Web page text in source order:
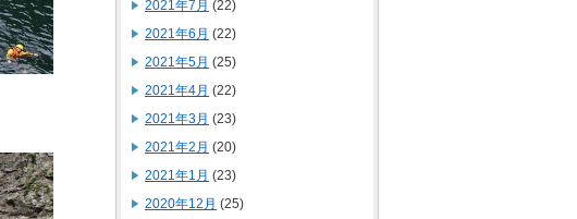
2021年7月 (22)
2021年6月 (22)
2021年5月 (25)
2021年4月 (22)
2021年3月 (23)
2021年2月 (20)
2021年1月 (23)
2020年12月 (25)